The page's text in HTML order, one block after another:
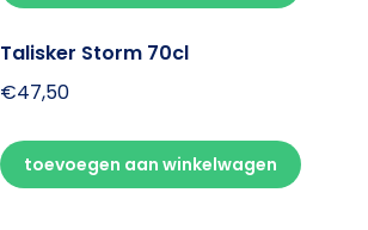
Talisker Storm 70cl
€47,50
toevoegen aan winkelwagen